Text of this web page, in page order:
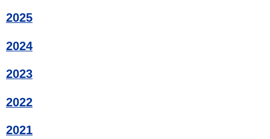
2025
2024
2023
2022
2021